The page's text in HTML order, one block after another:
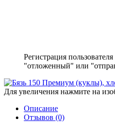
Регистрация
"отложенный" или
Для увеличения нажмите на
Описание
Отзывов (0)